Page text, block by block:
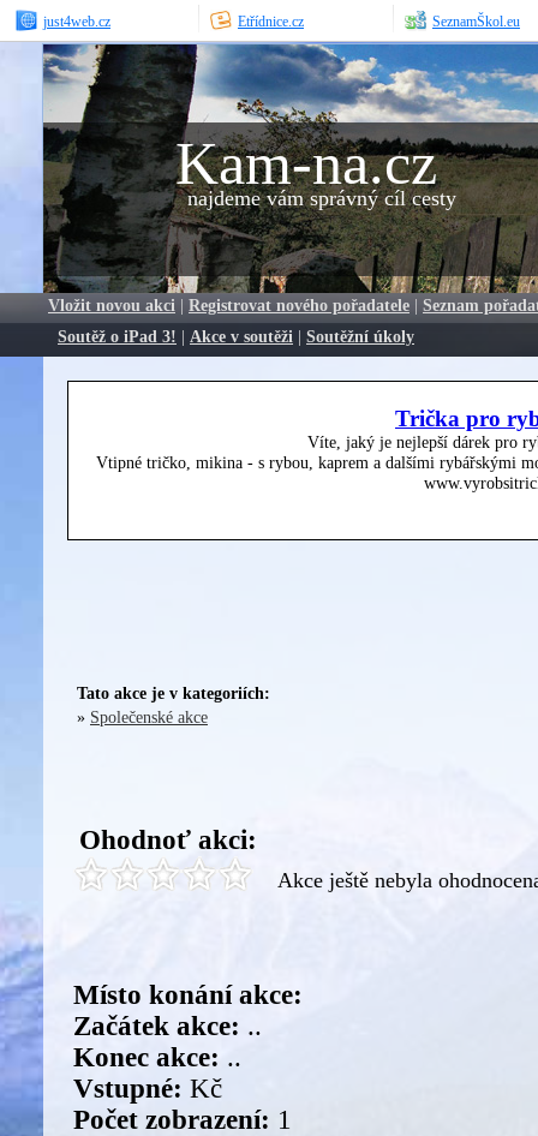
just4web.cz Etřídnice.cz SeznamŠkol.eu
Kam-na.cz
najdeme vám správný cíl cesty
Vložit novou akci | Registrovat nového pořadatele | Seznam
Soutěž o iPad 3! | Akce v soutěži | Soutěžní úkoly
Trička pro
Víte, jaký je nejlepší dárek pro
Vtipné tričko, mikina - s rybou, kaprem a dalšími rybářskými
Tato akce je v kategoriích:
» Společenské akce
Ohodnoť akci:
Akce ještě nebyla
Místo konání akce:
Začátek akce: ..
Konec akce: ..
Vstupné: Kč
Počet zobrazení: 1